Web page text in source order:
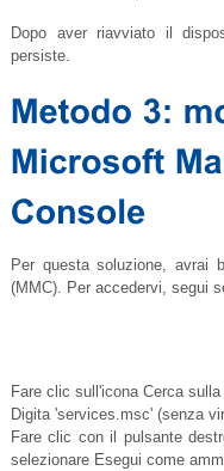
Dopo aver riavviato il
persiste.
Per questa soluzione, avrai
(MMC). Per accedervi, segui
Fare clic sull'icona Cerca
Digita 'services.msc' (senza
Fare clic con il pulsante
selezionare Esegui come